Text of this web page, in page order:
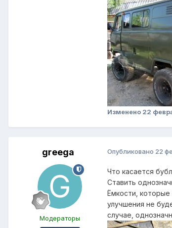
Изменено 22
greega
Модераторы
Опубликовано 22
Что касается
Ставить
Ёмкости,
улучшения не
случае,